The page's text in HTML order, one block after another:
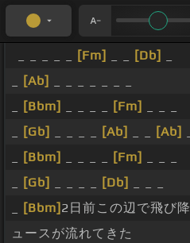
なら さ[Db]
[Fm] [Db]
[Ab]
[Bbm] [Fm]
[Gb] [Ab] [Ab]
[Bbm] [Fm]
[Gb] [Db]
[Bbm] 2日前この辺で飛び降
ュースが流れてきた